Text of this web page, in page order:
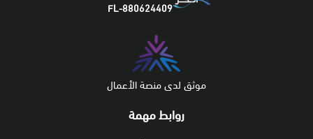
روابط مهمة
FL-880624409
موثق لدى منصة الأعمال